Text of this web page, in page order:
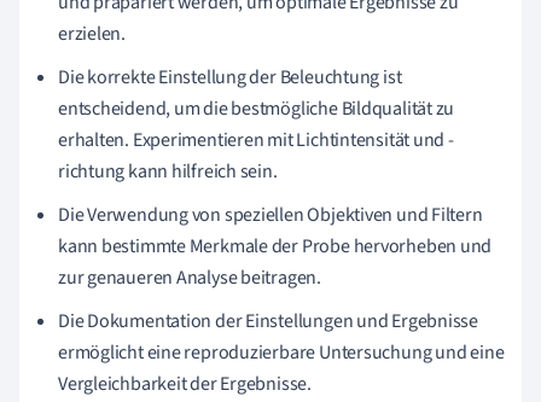
erzielen.
Die korrekte Einstellung der Beleuchtung ist
entscheidend, um die bestmögliche Bildqualität zu
erhalten. Experimentieren mit Lichtintensität und -
richtung kann hilfreich sein.
Die Verwendung von speziellen Objektiven und Filtern
kann bestimmte Merkmale der Probe hervorheben und
zur genaueren Analyse beitragen.
Die Dokumentation der Einstellungen und Ergebnisse
ermöglicht eine reproduzierbare Untersuchung und eine
Vergleichbarkeit der Ergebnisse.